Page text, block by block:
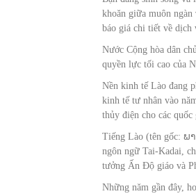
khoăn giữa muôn ngàn
báo giá chi tiết về dịch
Nước Cộng hòa dân
quyền lực tối cao của
Nền kinh tế Lào đang
kinh tế tư nhân vào
thủy điện cho các
Tiếng Lào (tên gốc: ພ
ngôn ngữ Tai-Kadai,
tưởng Ấn Độ giáo và
Những năm gần đây,